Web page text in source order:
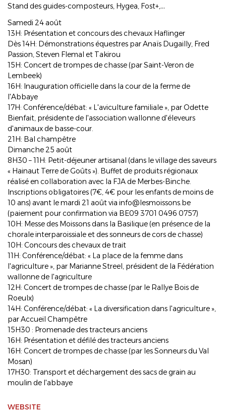
Stand des guides-composteurs, Hygea, Fost+,…
Samedi 24 août
13H: Présentation et concours des chevaux Haflinger
Dès 14H: Démonstrations équestres par Anaïs Dugailly, Fred
Passion, Steven Flemal et Takirou
15H: Concert de trompes de chasse (par Saint-Veron de
Lembeek)
16H: Inauguration officielle dans la cour de la ferme de
l'Abbaye
17H: Conférence/débat: « L'aviculture familiale », par Odette
Bienfait, présidente de l'association wallonne d'éleveurs
d'animaux de basse-cour.
21H: Bal champêtre
Dimanche 25 août
8H30 – 11H: Petit-déjeuner artisanal (dans le village des saveurs
« Hainaut Terre de Goûts »). Buffet de produits régionaux
réalisé en collaboration avec la FJA de Merbes-Binche.
Inscriptions obligatoires (7€, 4€ pour les enfants de moins de
10 ans) avant le mardi 21 août via info@lesmoissons.be
(paiement pour confirmation via BE09 3701 0496 0757)
10H: Messe des Moissons dans la Basilique (en présence de la
chorale interparoissiale et des sonneurs de cors de chasse)
10H: Concours des chevaux de trait
11H: Conférence/débat: « La place de la femme dans
l'agriculture », par Marianne Streel, président de la Fédération
wallonne de l'agriculture
12H: Concert de trompes de chasse (par le Rallye Bois de
Roeulx)
14H: Conférence/débat: « La diversification dans l'agriculture »,
par Accueil Champêtre
15H30 : Promenade des tracteurs anciens
16H: Présentation et défilé des tracteurs anciens
16H: Concert de trompes de chasse (par les Sonneurs du Val
Mosan)
17H30: Transport et déchargement des sacs de grain au
moulin de l'abbaye
WEBSITE